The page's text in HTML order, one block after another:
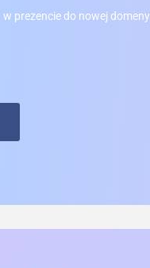
w prezencie do nowej domeny